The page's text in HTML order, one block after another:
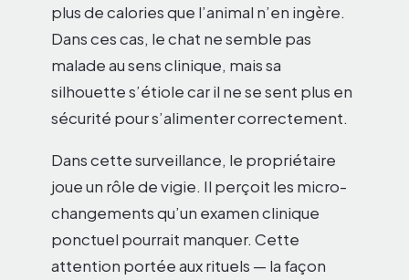
plus de calories que l’animal n’en ingère.
Dans ces cas, le chat ne semble pas
malade au sens clinique, mais sa
silhouette s’étiole car il ne se sent plus en
sécurité pour s’alimenter correctement.
Dans cette surveillance, le propriétaire
joue un rôle de vigie. Il perçoit les micro-
changements qu’un examen clinique
ponctuel pourrait manquer. Cette
attention portée aux rituels — la façon